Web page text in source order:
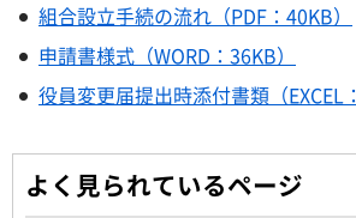
組合設立手続の流れ（PDF：40KB）
申請書様式（WORD：36KB）
役員変更届提出時添付書類（EXCEL
よく見られているページ